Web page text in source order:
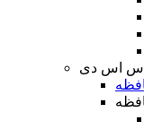
اس اس دی